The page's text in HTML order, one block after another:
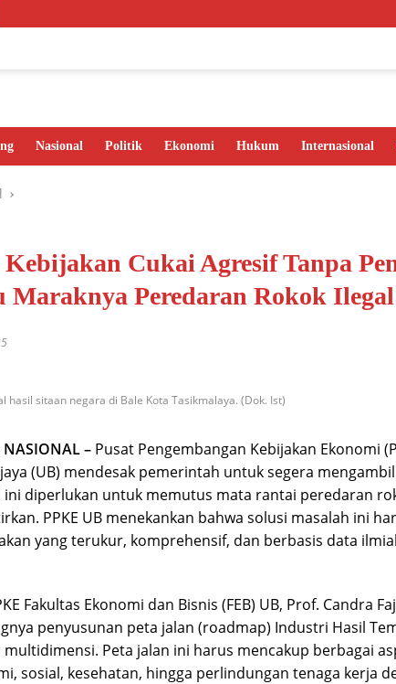
Nasional Politik Ekonomi Hukum Internasional
Cukai Agresif Tanpa
Maraknya Peredaran Rokok Ilegal
hasil sitaan negara di Bale Kota Tasikmalaya. (Dok. Ist)
– Pusat Pengembangan Kebijakan Ekonomi
(UB) mendesak pemerintah untuk segera
ini diperlukan untuk memutus mata rantai peredaran
PPKE UB menekankan bahwa solusi masalah ini
yang terukur, komprehensif, dan berbasis data
Fakultas Ekonomi dan Bisnis (FEB) UB, Prof. Candra
penyusunan peta jalan (roadmap) Industri Hasil
Peta jalan ini harus mencakup berbagai
sosial, kesehatan, hingga perlindungan tenaga kerja